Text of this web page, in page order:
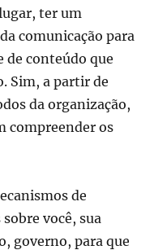
ter um
comunicação para
de conteúdo que
Sim, a partir de
da organização,
compreender os
de
você, sua
governo, para que